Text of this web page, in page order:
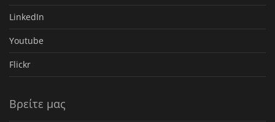
LinkedIn
Youtube
Flickr
Βρείτε μας